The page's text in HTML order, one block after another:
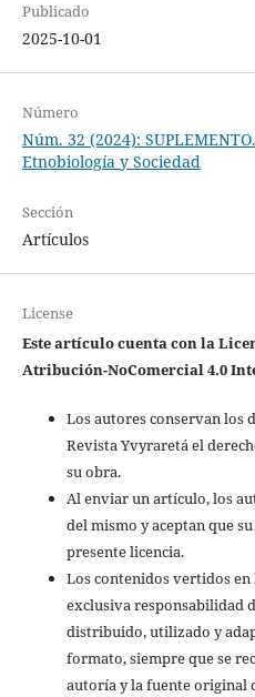
Publicado
2025-10-01
Número
Núm. 32 (2024):
Etnobiología y Sociedad
Sección
Artículos
License
Este artículo cuenta con la
Atribución-NoComercial 4.0
Los autores conservan los
Revista Yvyraretá el
su obra.
Al enviar un artículo, los
del mismo y aceptan que
presente licencia.
Los contenidos vertidos
exclusiva responsabilidad
distribuido, utilizado y
formato, siempre que se
autoría y la fuente original